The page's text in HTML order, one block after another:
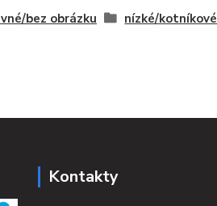
bez obrázku
nízké/kotníkové
Kontakty